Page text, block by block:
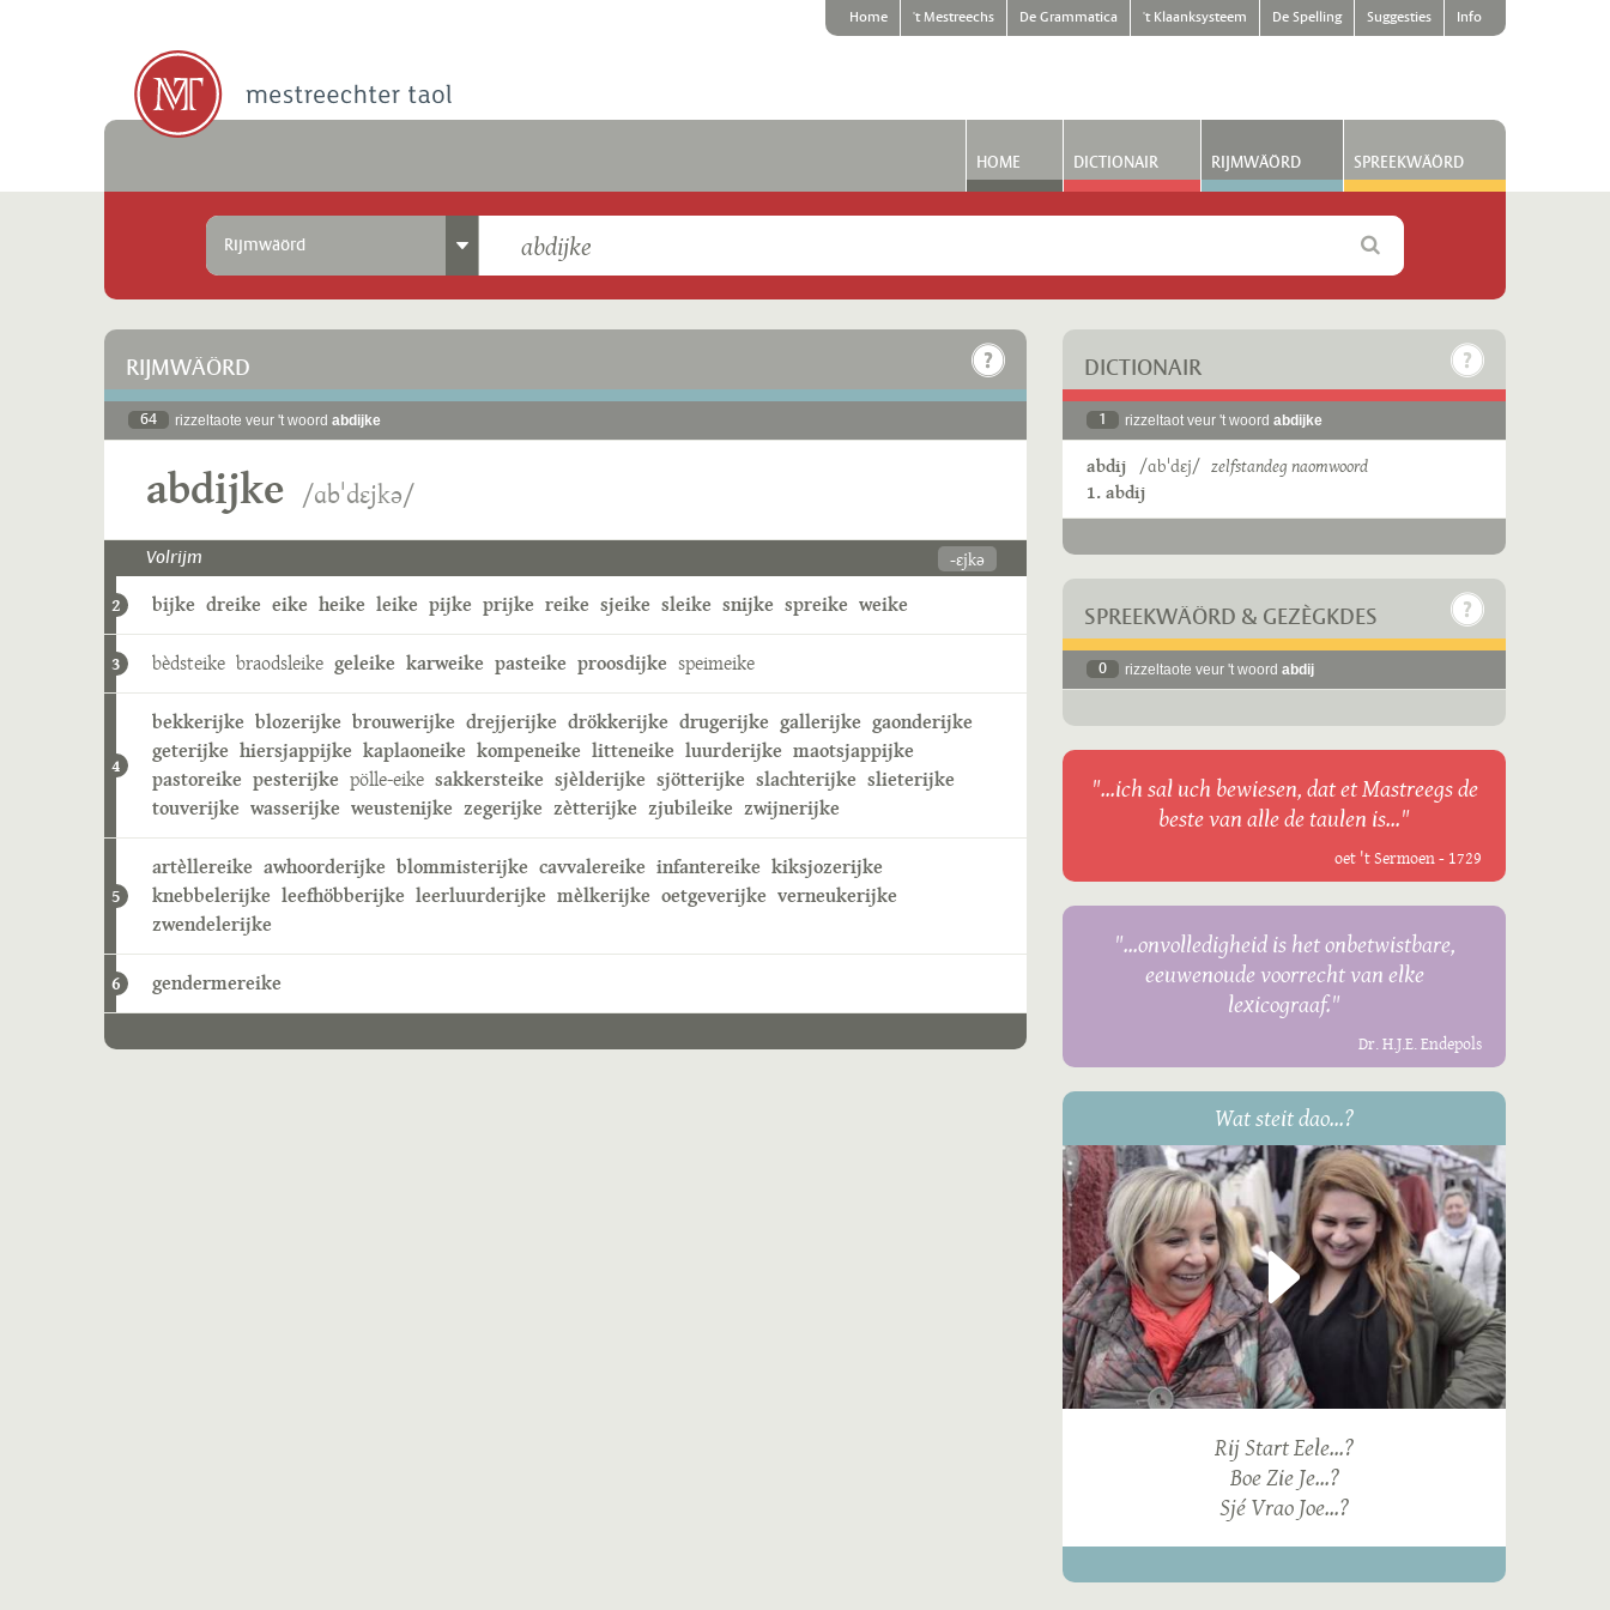
Home 't Mestreechs De Grammatica 't Klaanksysteem De Spelling Suggesties Info
HOME DICTIONAIR RIJMWÄÖRD SPREEKWÄÖRD
Rijmwäörd
RIJMWÄÖRD
64 rizzeltaote veur 't woord abdijke
abdijke /ɑbˈdɛjkə/
Volrijm -ɛjkə
2 bijke dreike eike heike leike pijke prijke reike sjeike sleike snijke spreike weike
3 bèdsteike braodsleike geleike karweike pasteike proosdijke speimeike
4
bekkerijke blozerijke brouwerijke drejjerijke drökkerijke drugerijke gallerijke gaonderijke
geterijke hiersjappijke kaplaoneike kompeneike litteneike luurderijke maotsjappijke
pastoreike pesterijke pölle-eike sakkersteike sjèlderijke sjötterijke slachterijke slieterijke
touverijke wasserijke weustenijke zegerijke zètterijke zjubileike zwijnerijke
5
artèllereike awhoorderijke blommisterijke cavvalereike infantereike kiksjozerijke
knebbelerijke leefhöbberijke leerluurderijke mèlkerijke oetgeverijke verneukerijke
zwendelerijke
6 gendermereike
DICTIONAIR
1 rizzeltaot veur 't woord abdijke
abdij /ɑbˈdɛj/ zelfstandeg naomwoord
1. abdij
SPREEKWÄÖRD & GEZÈGKDES
0 rizzeltaote veur 't woord abdij
"...ich sal uch bewiesen, dat et Mastreegs de
beste van alle de taulen is..."
oet 't Sermoen - 1729
"...onvolledigheid is het onbetwistbare,
eeuwenoude voorrecht van elke
lexicograaf."
Dr. H.J.E. Endepols
Wat steit dao...?
Rij Start Eele...?
Boe Zie Je...?
Sjé Vrao Joe...?